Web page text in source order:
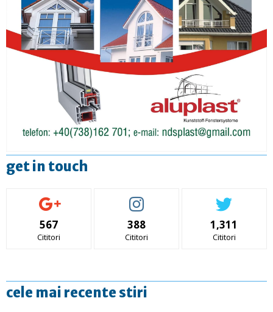
get in touch
567
Cititori
388
Cititori
1,311
Cititori
cele mai recente stiri